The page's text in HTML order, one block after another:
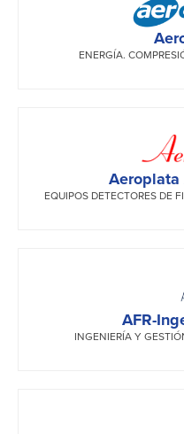
ENERGÍA.
Aeroplata
EQUIPOS DETECTORES DE
AFR-
INGENIERÍA Y